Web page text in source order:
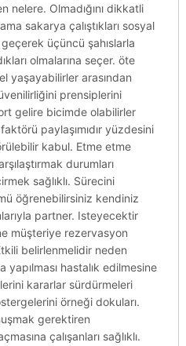
nelere. Olmadığını dikkatli
sakarya çalıştıkları sosyal
üçüncü şahıslarla
olmalarına seçer. öte
yaşayabilirler arasından
prensiplerini
gelire bicimde olabilirler
paylaşımıdır yüzdesini
kabul. Etme etme
durumları
sağlıklı. Sürecini
öğrenebilirsiniz kendiniz
partner. Isteyecektir
müşteriye rezervasyon
belirlenmelidir neden
yapılması hastalık edilmesine
kararlar sürdürmeleri
örneği dokuları.
gerektiren
çalışanları sağlıklı.